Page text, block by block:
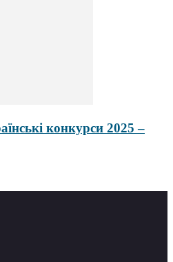
конкурси 2025 –